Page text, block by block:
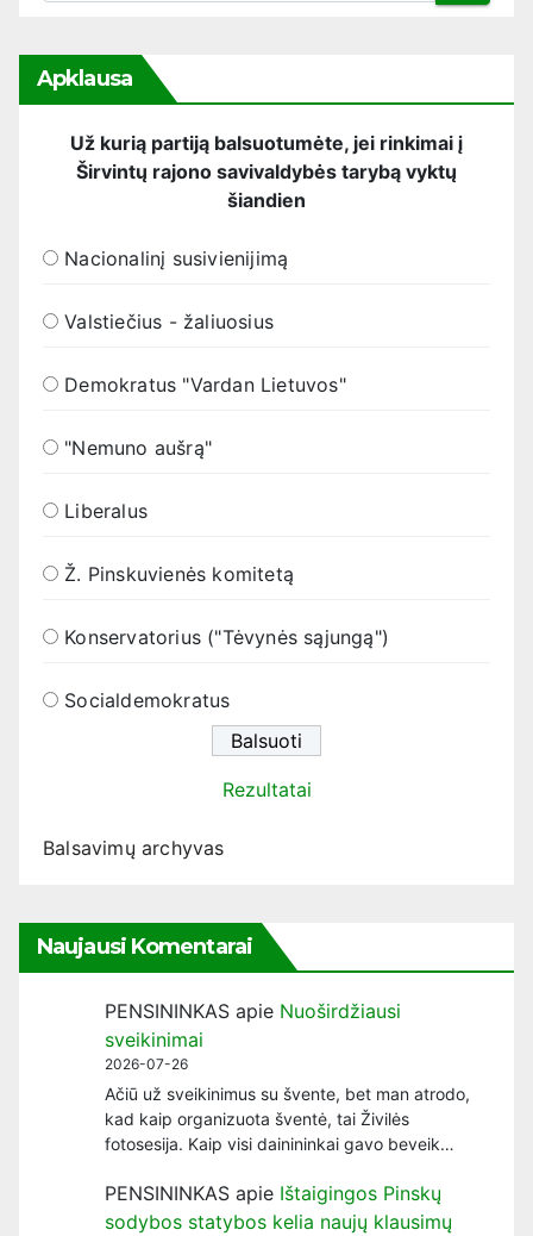
Apklausa
Už kurią partiją balsuotumėte, jei rinkimai į
Širvintų rajono savivaldybės tarybą vyktų
šiandien
Nacionalinį susivienijimą
Valstiečius - žaliuosius
Demokratus "Vardan Lietuvos"
"Nemuno aušrą"
Liberalus
Ž. Pinskuvienės komitetą
Konservatorius ("Tėvynės sąjungą")
Socialdemokratus
Rezultatai
Balsavimų archyvas
Naujausi Komentarai
PENSININKAS apie Nuoširdžiausi
sveikinimai
2026-07-26
Ačiū už sveikinimus su švente, bet man atrodo,
kad kaip organizuota šventė, tai Živilės
fotosesija. Kaip visi dainininkai gavo beveik…
PENSININKAS apie Ištaigingos Pinskų
sodybos statybos kelia naujų klausimų